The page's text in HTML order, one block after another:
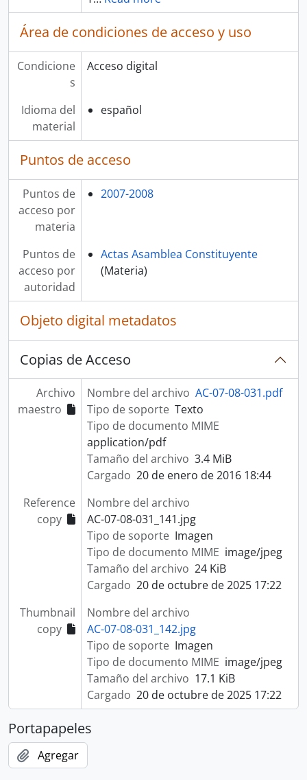
Área de condiciones de acceso y uso
Condicione
s
Acceso digital
Idioma del
material
español
Puntos de acceso
Puntos de
acceso por
materia
2007-2008
Puntos de
acceso por
autoridad
Actas Asamblea Constituyente
(Materia)
Objeto digital metadatos
Copias de Acceso
Archivo
maestro
Nombre del archivo AC-07-08-031.pdf
Tipo de soporte Texto
Tipo de documento MIME
application/pdf
Tamaño del archivo 3.4 MiB
Cargado 20 de enero de 2016 18:44
Reference
copy
Nombre del archivo
AC-07-08-031_141.jpg
Tipo de soporte Imagen
Tipo de documento MIME image/jpeg
Tamaño del archivo 24 KiB
Cargado 20 de octubre de 2025 17:22
Thumbnail
copy
Nombre del archivo
AC-07-08-031_142.jpg
Tipo de soporte Imagen
Tipo de documento MIME image/jpeg
Tamaño del archivo 17.1 KiB
Cargado 20 de octubre de 2025 17:22
Portapapeles
Agregar